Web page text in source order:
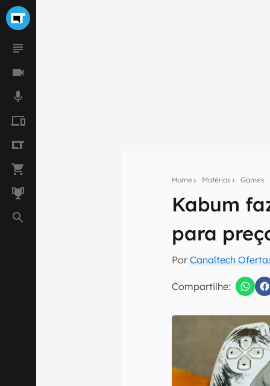
Home Matérias Games
Kabum
para
PorCanaltech
Compartilhe:
Assine a
Confirmo que